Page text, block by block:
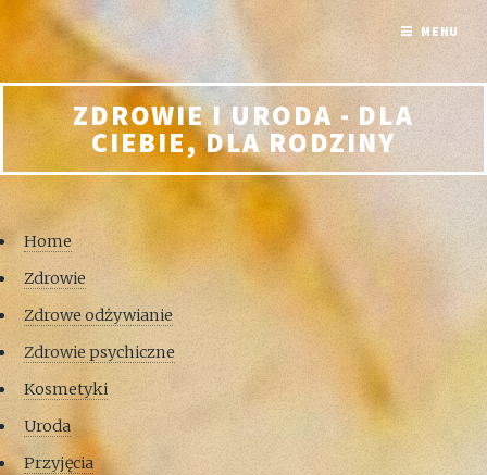
ZDROWIE I URODA - DLA
CIEBIE, DLA RODZINY
Home
Zdrowie
Zdrowe odżywianie
Zdrowie psychiczne
Kosmetyki
Uroda
Przyjęcia
MENU